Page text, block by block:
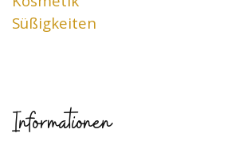
Süßigkeiten
Informationen